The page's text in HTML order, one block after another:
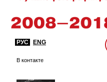
РУС ENG
В контакте